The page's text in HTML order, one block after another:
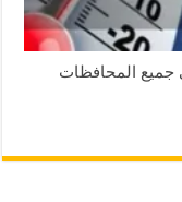
اليوم السبت 10-03-2018 في جميع المحافظات